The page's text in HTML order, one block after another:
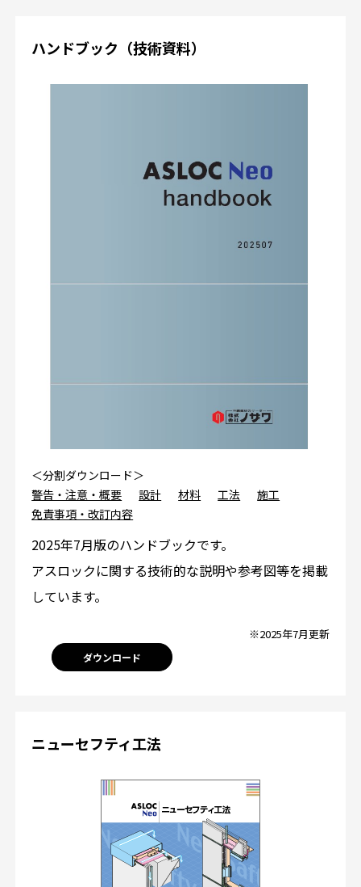
ハンドブック（技術資料）
＜分割ダウンロード＞
警告・注意・概要
設計 材料 工法
施工
免責事項・改訂内容
2025年7月版のハンドブックです。
アスロックに関する技術的な説明や参考図等を掲載
しています。
※2025年7月更新
ダウンロード
ニューセフティ工法